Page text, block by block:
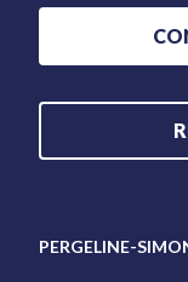
PERGELINE-